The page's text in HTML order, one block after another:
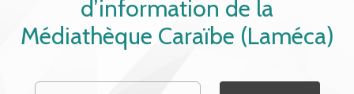
d’information de la
Médiathèque Caraïbe (Laméca)